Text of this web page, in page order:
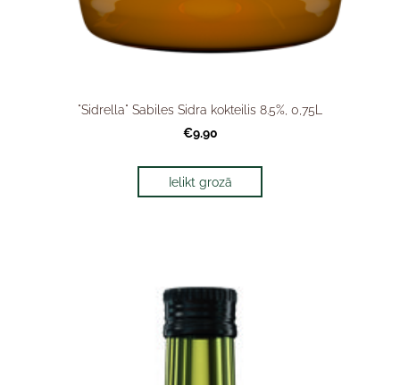
"Sidrella" Sabiles Sidra kokteilis 8.5%, 0,75L
€9.90
Ielikt grozā